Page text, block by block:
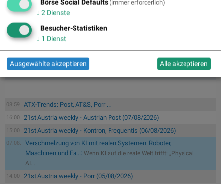
Welt. Wir betreiben 32 Locations in 12 Ländern auf 3
Kontinenten, um die höchsten Standards im Produkt-
sowie Service-Bereich umsetzen zu können.
>> Besuchen Sie 55 weitere Partner auf
social.com/partner
08:59 ATX-Trends: Post, AT&S, Porr ...
16:00 21st Austria weekly - Austrian Post (07/08/2026)
15:00 21st Austria weekly - Kontron, Frequentis (06/08/2026)
07.08.
Verschmelzung von KI mit realen Systemen: Roboter,
Maschinen und Fa...: Wenn KI auf die reale Welt trifft: „Physical
AI...
14:00 21st Austria weekly - Porr (05/08/2026)
Börse Social Defaults (immer erforderlich)
↓ 2 Dienste
Besucher-Statistiken
↓ 1 Dienst
Ausgewählte akzeptieren Alle akzeptieren